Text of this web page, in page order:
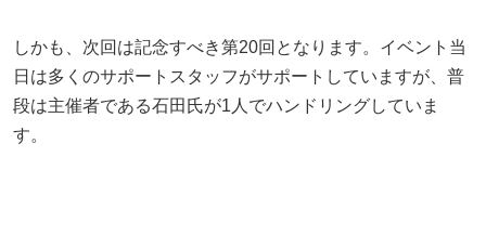
しかも、次回は記念すべき第20回となります。イベント当
日は多くのサポートスタッフがサポートしていますが、普
段は主催者である石田氏が1人でハンドリングしていま
す。